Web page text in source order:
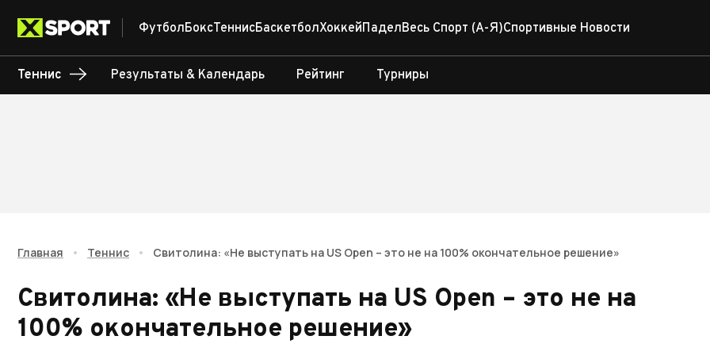
ФутболБоксТеннисБаскетболХоккейПаделВесь Спорт (А-Я)Спортивные Новости
Теннис Результаты & Календарь Рейтинг Турниры
Главная • Теннис • Свитолина: «Не выступать на US Open – это не на 100% окончательное решение»
Свитолина: «Не выступать на US Open – это не на
100% окончательное решение»